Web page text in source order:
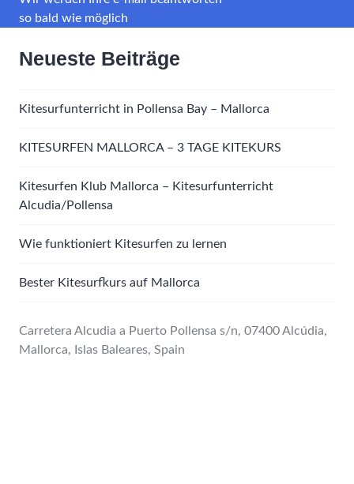
so bald wie möglich
Neueste Beiträge
Kitesurfunterricht in Pollensa Bay – Mallorca
KITESURFEN MALLORCA – 3 TAGE KITEKURS
Kitesurfen Klub Mallorca – Kitesurfunterricht
Alcudia/Pollensa
Wie funktioniert Kitesurfen zu lernen
Bester Kitesurfkurs auf Mallorca
Carretera Alcudia a Puerto Pollensa s/n, 07400 Alcúdia,
Mallorca, Islas Baleares, Spain